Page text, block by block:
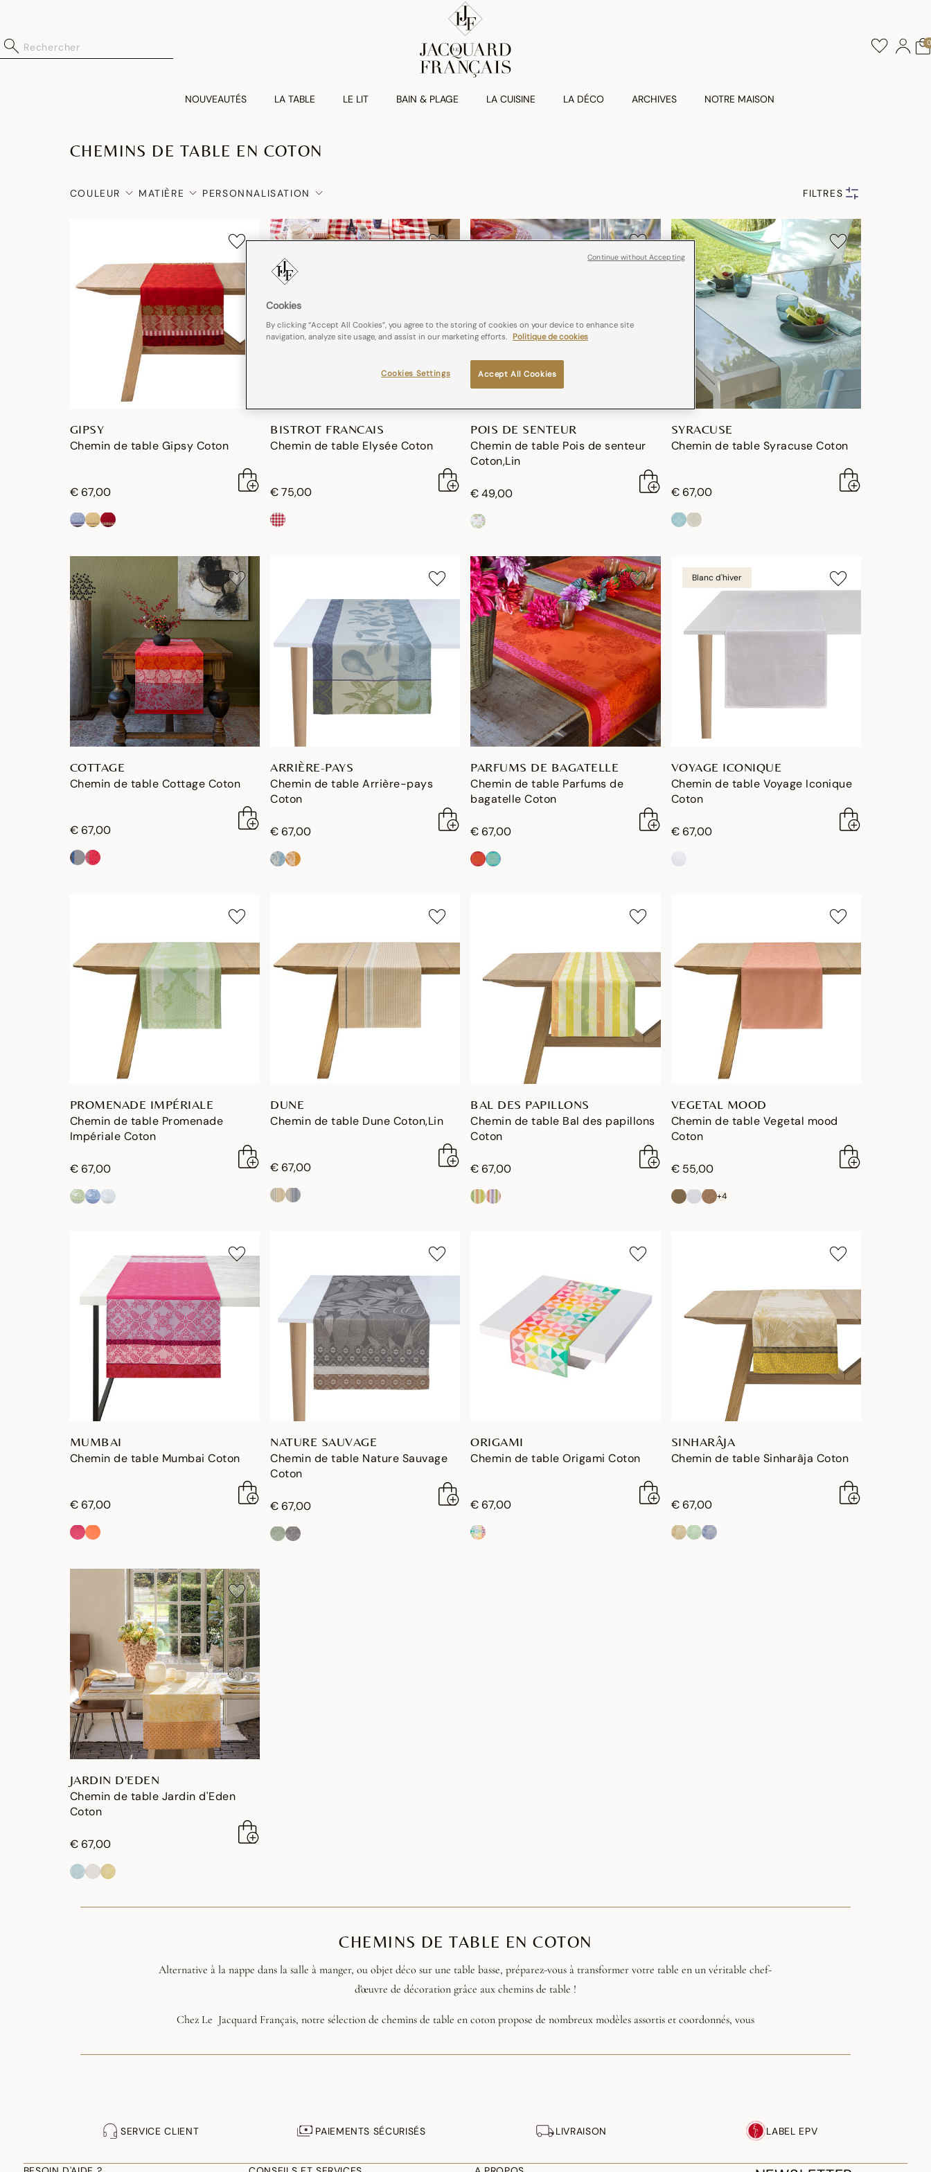
0
NOUVEAUTÉS LA TABLE LE LIT BAIN & PLAGE LA CUISINE LA DÉCO ARCHIVES NOTRE MAISON
CHEMINS DE TABLE EN COTON
COULEUR MATIÈRE PERSONNALISATION FILTRES
GIPSY
Chemin de table Gipsy Coton
€ 67,00
BISTROT FRANCAIS
Chemin de table Elysée Coton
€ 75,00
POIS DE SENTEUR
Chemin de table Pois de senteur
Coton,Lin
€ 49,00
SYRACUSE
Chemin de table Syracuse Coton
€ 67,00
COTTAGE
Chemin de table Cottage Coton
€ 67,00
ARRIÈRE-PAYS
Chemin de table Arrière-pays
Coton
€ 67,00
PARFUMS DE BAGATELLE
Chemin de table Parfums de
bagatelle Coton
€ 67,00
Blanc d'hiver
VOYAGE ICONIQUE
Chemin de table Voyage Iconique
Coton
€ 67,00
PROMENADE IMPÉRIALE
Chemin de table Promenade
Impériale Coton
€ 67,00
DUNE
Chemin de table Dune Coton,Lin
€ 67,00
BAL DES PAPILLONS
Chemin de table Bal des papillons
Coton
€ 67,00
VEGETAL MOOD
Chemin de table Vegetal mood
Coton
€ 55,00
+4
MUMBAI
Chemin de table Mumbai Coton
€ 67,00
NATURE SAUVAGE
Chemin de table Nature Sauvage
Coton
€ 67,00
ORIGAMI
Chemin de table Origami Coton
€ 67,00
SINHARÂJA
Chemin de table Sinharâja Coton
€ 67,00
JARDIN D'EDEN
Chemin de table Jardin d'Eden
Coton
€ 67,00
CHEMINS DE TABLE EN COTON
Alternative à la nappe dans la salle à manger, ou objet déco sur une table basse, préparez-vous à transformer votre table en un véritable chef-
d'œuvre de décoration grâce aux chemins de table !
Chez Le Jacquard Français, notre sélection de chemins de table en coton propose de nombreux modèles assortis et coordonnés, vous
SERVICE CLIENT PAIEMENTS SÉCURISÉS LIVRAISON LABEL EPV
Cookies
By clicking “Accept All Cookies”, you agree to the storing of cookies on your device to enhance site
navigation, analyze site usage, and assist in our marketing efforts. Politique de cookies
Accept All Cookies
Cookies Settings
Continue without Accepting